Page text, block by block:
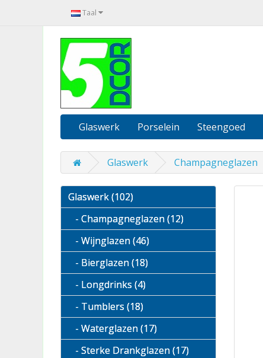
Taal
Glaswerk Porselein Steengoed
Glaswerk Champagneglazen
Glaswerk (102)
- Champagneglazen (12)
- Wijnglazen (46)
- Bierglazen (18)
- Longdrinks (4)
- Tumblers (18)
- Waterglazen (17)
- Sterke Drankglazen (17)